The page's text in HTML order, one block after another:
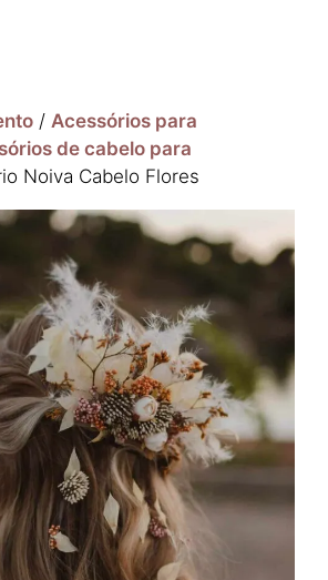
/ Acessórios para
de cabelo para
Noiva Cabelo Flores